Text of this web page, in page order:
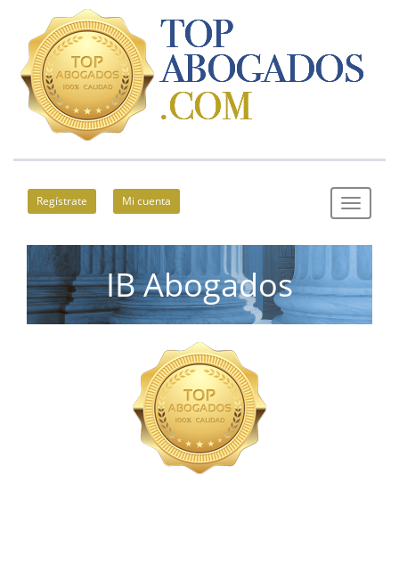
Regístrate Mi cuenta
IB Abogados